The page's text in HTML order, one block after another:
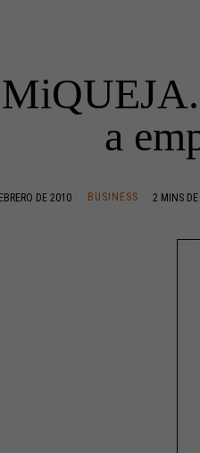
a
DE 2010 BUSINESS 2 MINS DE